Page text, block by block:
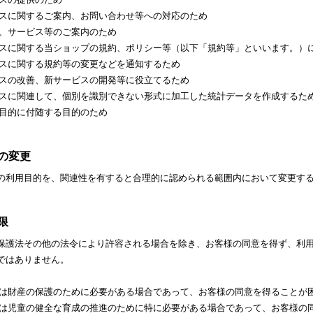
に関するご案内、お問い合わせ等への対応のため
サービス等のご案内のため
に関する当ショップの規約、ポリシー等（以下「規約等」といいます。）
に関する規約等の変更などを通知するため
の改善、新サービスの開発等に役立てるため
に関連して、個別を識別できない形式に加工した統計データを作成するた
的に付随する目的のため
変更
利用目的を、関連性を有すると合理的に認められる範囲内において変更
護法その他の法令により許容される場合を除き、お客様の同意を得ず、
ありません。
財産の保護のために必要がある場合であって、お客様の同意を得ることが
児童の健全な育成の推進のために特に必要がある場合であって、お客様の